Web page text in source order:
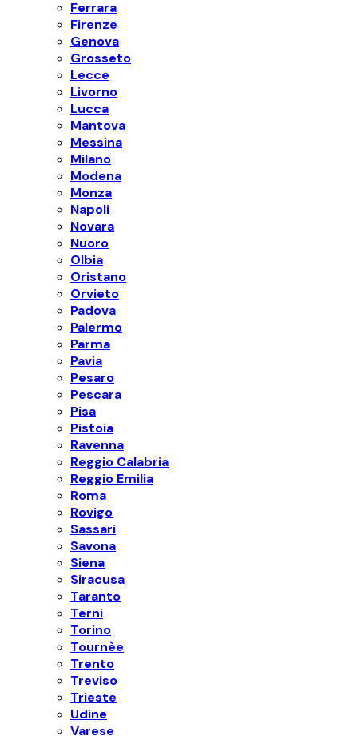
Ferrara
Firenze
Genova
Grosseto
Lecce
Livorno
Lucca
Mantova
Messina
Milano
Modena
Monza
Napoli
Novara
Nuoro
Olbia
Oristano
Orvieto
Padova
Palermo
Parma
Pavia
Pesaro
Pescara
Pisa
Pistoia
Ravenna
Reggio Calabria
Reggio Emilia
Roma
Rovigo
Sassari
Savona
Siena
Siracusa
Taranto
Terni
Torino
Tournèe
Trento
Treviso
Trieste
Udine
Varese